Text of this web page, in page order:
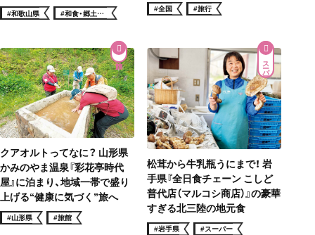
#和歌山県 #和食・郷土料
理
#全国 #旅行
クアオルトってなに？ 山形県
かみのやま温泉『彩花亭時代
屋』に泊まり、地域一帯で盛り
上げる“健康に気づく”旅へ
#山形県 #旅館
スーパー
松茸から牛乳瓶うにまで！ 岩
手県『全日食チェーン こしど
普代店（マルコシ商店）』の豪華
すぎる北三陸の地元食
#岩手県 #スーパー